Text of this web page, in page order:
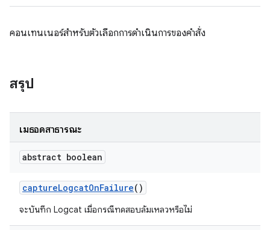
คอนเทนเนอร์สำหรับตัวเลือกการดำเนินการของคำสั่ง
สรุป
เมธอดสาธารณะ
abstract boolean
captureLogcatOnFailure()
จะบันทึก Logcat เมื่อกรณีทดสอบล้มเหลวหรือไม่